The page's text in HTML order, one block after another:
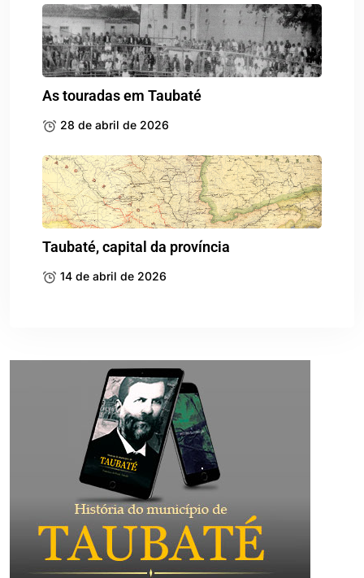
As touradas em Taubaté
28 de abril de 2026
Taubaté, capital da província
14 de abril de 2026